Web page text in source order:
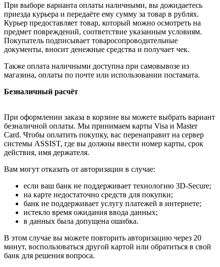
При выборе варианта оплаты наличными, вы дожидаетесь
приезда курьера и передаёте ему сумму за товар в рублях.
Курьер предоставляет товар, который можно осмотреть на
предмет повреждений, соответствие указанным условиям.
Покупатель подписывает товаросопроводительные
документы, вносит денежные средства и получает чек.
Также оплата наличными доступна при самовывозе из
магазина, оплаты по почте или использовании постамата.
Безналичный расчёт
При оформлении заказа в корзине вы можете выбрать вариант
безналичной оплаты. Мы принимаем карты Visa и Master
Card. Чтобы оплатить покупку, вас перенаправит на сервер
системы ASSIST, где вы должны ввести номер карты, срок
действия, имя держателя.
Вам могут отказать от авторизации в случае:
если ваш банк не поддерживает технологию 3D-Secure;
на карте недостаточно средств для покупки;
банк не поддерживает услугу платежей в интернете;
истекло время ожидания ввода данных;
в данных была допущена ошибка.
В этом случае вы можете повторить авторизацию через 20
минут, воспользоваться другой картой или обратиться в свой
банк для решения вопроса.